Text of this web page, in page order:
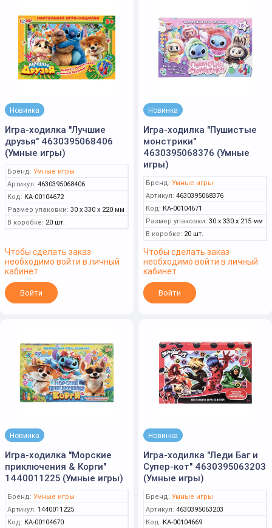
Новинка
Игра-ходилка "Лучшие
друзья" 4630395068406
(Умные игры)
Бренд: Умные игры
Артикул: 4630395068406
Код: КА-00104672
Размер упаковки: 30 x 330 x 220 мм
В коробке: 20 шт.
Чтобы сделать заказ
необходимо войти в личный
кабинет
Войти
Новинка
Игра-ходилка "Пушистые
монстрики"
4630395068376 (Умные
игры)
Бренд: Умные игры
Артикул: 4630395068376
Код: КА-00104671
Размер упаковки: 30 x 330 x 215 мм
В коробке: 20 шт.
Чтобы сделать заказ
необходимо войти в личный
кабинет
Войти
Новинка
Игра-ходилка "Морские
приключения & Корги"
1440011225 (Умные игры)
Бренд: Умные игры
Артикул: 1440011225
Код: КА-00104670
Новинка
Игра-ходилка "Леди Баг и
Супер-кот" 4630395063203
(Умные игры)
Бренд: Умные игры
Артикул: 4630395063203
Код: КА-00104669